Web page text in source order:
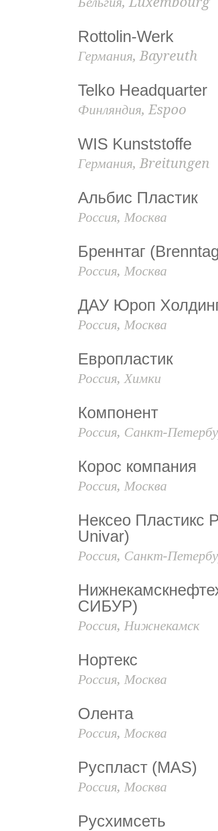
Rottolin-Werk
Германия, Bayreuth
Telko Headquarter
Финляндия, Espoo
WIS Kunststoffe
Германия, Breitungen
Альбис Пластик
Россия, Москва
Бреннтаг
Россия, Москва
ДАУ Юроп
Россия, Москва
Европластик
Россия, Химки
Компонент
Россия, Санкт-
Корос компания
Россия, Москва
Нексео Пластикс
Univar)
Россия, Санкт-
СИБУР)
Россия, Нижнекамск
Нортекс
Россия, Москва
Олента
Россия, Москва
Руспласт (MAS)
Россия, Москва
Русхимсеть